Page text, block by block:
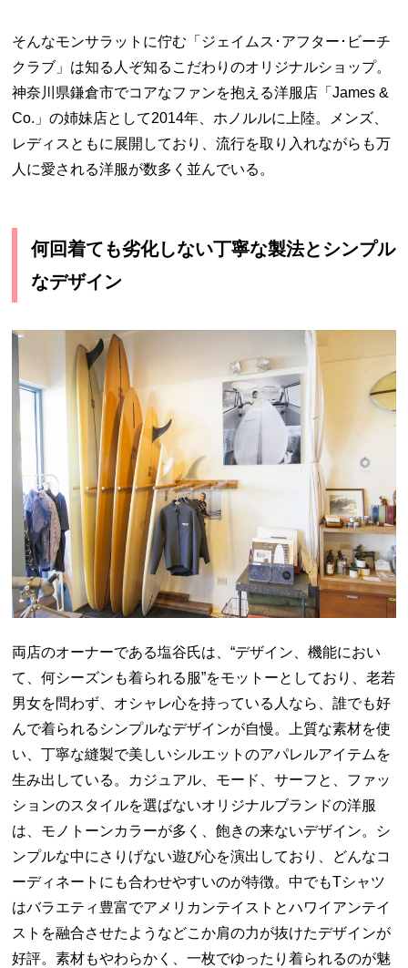
そんなモンサラットに佇む「ジェイムス･アフター･ビーチ
クラブ」は知る人ぞ知るこだわりのオリジナルショップ。
神奈川県鎌倉市でコアなファンを抱える洋服店「James &
Co.」の姉妹店として2014年、ホノルルに上陸。メンズ、
レディスともに展開しており、流行を取り入れながらも万
人に愛される洋服が数多く並んでいる。
何回着ても劣化しない丁寧な製法とシンプル
なデザイン
両店のオーナーである塩谷氏は、“デザイン、機能におい
て、何シーズンも着られる服”をモットーとしており、老若
男女を問わず、オシャレ心を持っている人なら、誰でも好
んで着られるシンプルなデザインが自慢。
上質な素材を使
い、丁寧な縫製で美しいシルエットのアパレルアイテムを
生み出している。カジュアル、モード、サーフと、ファッ
ションのスタイルを選ばないオリジナルブランドの洋服
は、モノトーンカラーが多く、飽きの来ないデザイン。シ
ンプルな中にさりげない遊び心を演出しており、どんなコ
ーディネートにも合わせやすいのが特徴。中でもTシャツ
はバラエティ豊富でアメリカンテイストとハワイアンテイ
ストを融合させたようなどこか肩の力が抜けたデザインが
好評。素材もやわらかく、一枚でゆったり着られるのが魅